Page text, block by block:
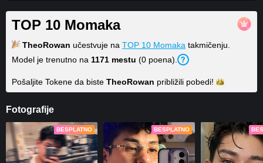
TOP 10 Momaka
TheoRowan učestvuje na TOP 10 Momaka takmičenju.
Model je trenutno na 1171 mestu (0 poena).
Pošaljite Tokene da biste TheoRowan približili pobedi!
Fotografije
BESPLATNO BESPLATNO